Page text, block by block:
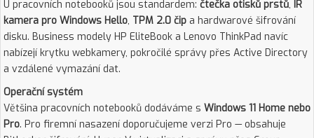
U pracovních notebooků jsou standardem: čtečka otisků prstů, IR
kamera pro Windows Hello, TPM 2.0 čip a hardwarové šifrování
disku. Business modely HP EliteBook a Lenovo ThinkPad navíc
nabízejí krytku webkamery, pokročilé správy přes Active Directory
a vzdálené vymazání dat.
Operační systém
Většina pracovních notebooků dodáváme s Windows 11 Home nebo
Pro. Pro firemní nasazení doporučujeme verzi Pro — obsahuje